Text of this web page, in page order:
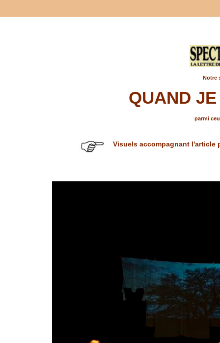
Notre
QUAND
parmi
Visuels accompagnant l'article